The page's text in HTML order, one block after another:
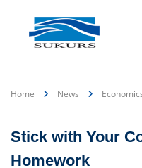
Home News
Stick with Your
Homework